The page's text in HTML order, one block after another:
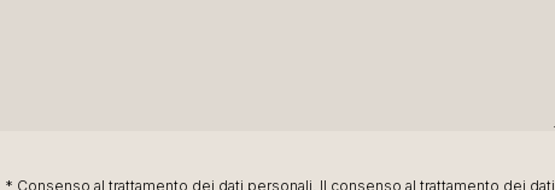
* Consenso al trattamento dei dati personali. Il consenso al trattamento dei dati